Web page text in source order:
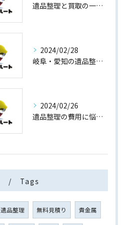
遺品整理と買取の一石二鳥
2024/02/28
岐阜・愛知の遺品整理と買取専門店【査定士が高額買取】
2024/02/26
遺品整理の費用に悩まない！買取専門店運営の遺品整理
Tags
遺品整理 無料見積り 貴金属